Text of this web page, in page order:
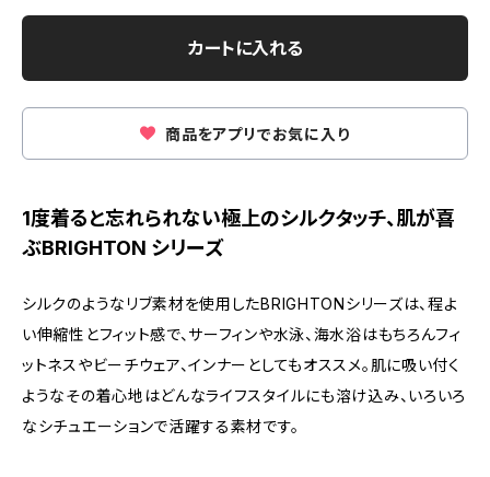
カートに入れる
商品をアプリでお気に入り
1度着ると忘れられない極上のシルクタッチ、肌が喜
ぶBRIGHTON シリーズ
シルクのようなリブ素材を使用したBRIGHTONシリーズは、程よ
い伸縮性とフィット感で、サーフィンや水泳、海水浴はもちろんフィ
ットネスやビーチウェア、インナーとしてもオススメ。肌に吸い付く
ようなその着心地はどんなライフスタイルにも溶け込み、いろいろ
なシチュエーションで活躍する素材です。